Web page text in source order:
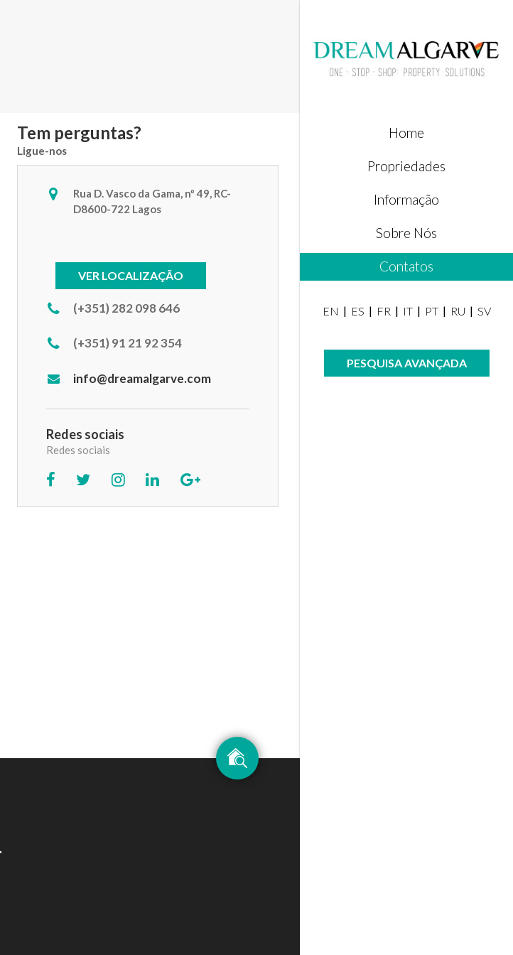
Home
Propriedades
Informação
Sobre Nós
Contatos
EN ES FR IT PT RU SV
PESQUISA AVANÇADA
Tem perguntas?
Ligue-nos
Rua D. Vasco da Gama, nº 49, RC-
D8600-722 Lagos
VER LOCALIZAÇÃO
(+351) 282 098 646
(+351) 91 21 92 354
info@dreamalgarve.com
Redes sociais
Redes sociais